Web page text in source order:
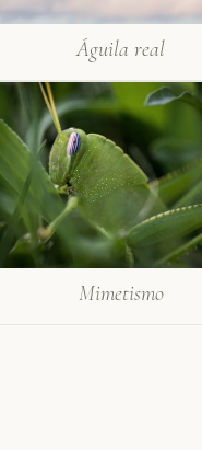
Águila real
Mimetismo